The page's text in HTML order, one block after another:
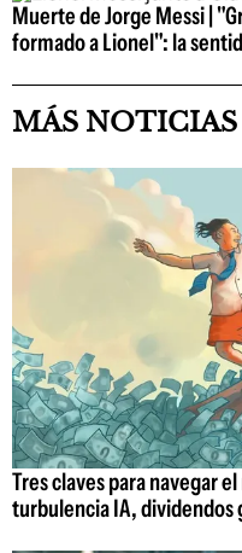
Muerte de Jorge Messi |
formado a Lionel": la
MÁS NOTICIAS
Tres claves para navegar
turbulencia IA, dividendos